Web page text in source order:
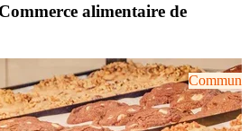
alimentaire de